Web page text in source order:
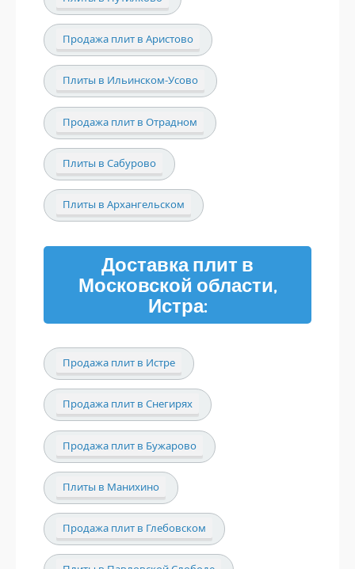
Продажа плит в Аристово
Плиты в Ильинском-Усово
Продажа плит в Отрадном
Плиты в Сабурово
Плиты в Архангельском
Доставка плит в
Московской области,
Истра:
Продажа плит в Истре
Продажа плит в Снегирях
Продажа плит в Бужарово
Плиты в Манихино
Продажа плит в Глебовском